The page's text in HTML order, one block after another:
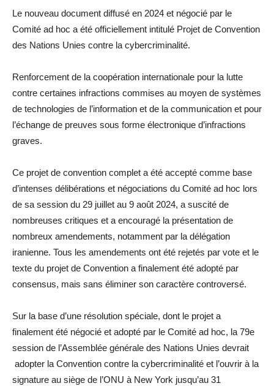
Le nouveau document diffusé en 2024 et négocié par le
Comité ad hoc a été officiellement intitulé Projet de Convention
des Nations Unies contre la cybercriminalité.
Renforcement de la coopération internationale pour la lutte
contre certaines infractions commises au moyen de systèmes
de technologies de l’information et de la communication et pour
l’échange de preuves sous forme électronique d’infractions
graves.
Ce projet de convention complet a été accepté comme base
d’intenses délibérations et négociations du Comité ad hoc lors
de sa session du 29 juillet au 9 août 2024, a suscité de
nombreuses critiques et a encouragé la présentation de
nombreux amendements, notamment par la délégation
iranienne. Tous les amendements ont été rejetés par vote et le
texte du projet de Convention a finalement été adopté par
consensus, mais sans éliminer son caractère controversé.
Sur la base d’une résolution spéciale, dont le projet a
finalement été négocié et adopté par le Comité ad hoc, la 79e
session de l’Assemblée générale des Nations Unies devrait
adopter la Convention contre la cybercriminalité et l’ouvrir à la
signature au siège de l’ONU à New York jusqu’au 31